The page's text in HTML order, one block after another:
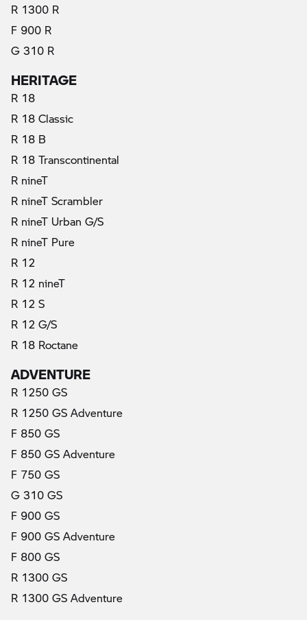
R 1300 R
F 900 R
G 310 R
HERITAGE
R 18
R 18 Classic
R 18 B
R 18 Transcontinental
R nineT
R nineT Scrambler
R nineT Urban G/S
R nineT Pure
R 12
R 12 nineT
R 12 S
R 12 G/S
R 18 Roctane
ADVENTURE
R 1250 GS
R 1250 GS Adventure
F 850 GS
F 850 GS Adventure
F 750 GS
G 310 GS
F 900 GS
F 900 GS Adventure
F 800 GS
R 1300 GS
R 1300 GS Adventure